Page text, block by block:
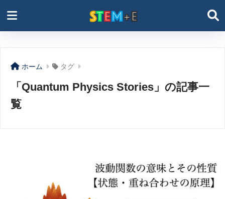
ホーム タグ
「Quantum Physics Stories」の記事一
覧